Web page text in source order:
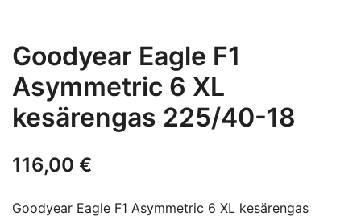
Goodyear Eagle F1
Asymmetric 6 XL
kesärengas 225/40-18
116,00 €
Goodyear Eagle F1 Asymmetric 6 XL kesärengas